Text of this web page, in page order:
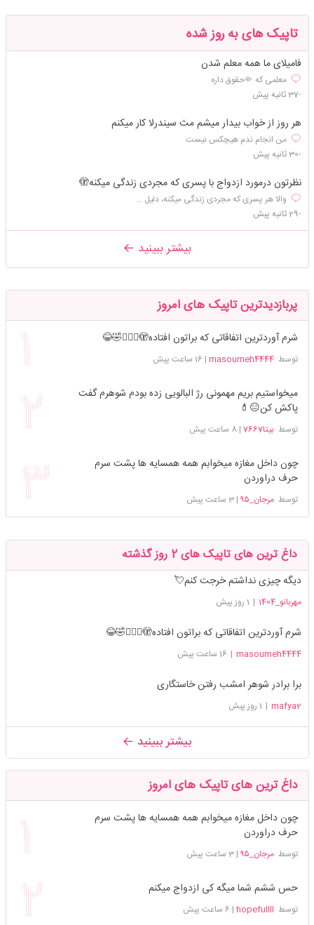
تاپیک های به روز شده
فامیلای ما همه معلم شدن
معلمی که 🤏حقوق داره
-37 ثانیه پیش
هر روز از خواب بیدار میشم مث سیندرلا کار میکنم
من انجام ندم هیچکس نیست
-30 ثانیه پیش
نظرتون درمورد ازدواج با پسری که مجردی زندگی میکنه🫣
والا هر پسری که مجردی زندگی میکنه، دلیل ...
-29 ثانیه پیش
بیشتر ببینید
پربازدیدترین تاپیک های امروز
شرم آوردترین اتفاقاتی که براتون افتاده🫣🤦🏻‍♀️🤣😂
توسطmasoumeh4444
| 16 ساعت پیش
میخواستیم بریم مهمونی رژ البالویی زده بودم شوهرم گفت
پاکش کن😑💄
توسطبیتا7667 |8 ساعت پیش
چون داخل مغازه میخوابم همه همسایه ها پشت سرم
حرف دراوردن
توسطمرجان_۹۵ |3 ساعت پیش
داغ ترین های تاپیک های 2 روز گذشته
دیگه چیزی نداشتم خرجت کنم💘
مهربانو_1404 | 1 روز پیش
شرم آوردترین اتفاقاتی که براتون افتاده🫣🤦🏻‍♀️🤣😂
masoumeh4444
| 16 ساعت پیش
برا برادر شوهر امشب رفتن خاستگاری
mafya2
| 1 روز پیش
بیشتر ببینید
داغ ترین های تاپیک های امروز
چون داخل مغازه میخوابم همه همسایه ها پشت سرم
حرف دراوردن
توسطمرجان_۹۵ |3 ساعت پیش
حس ششم شما میگه کی ازدواج میکنم
توسط hopefullll
| 6 ساعت پیش